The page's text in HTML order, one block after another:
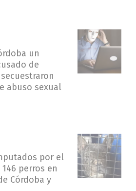
un
de
abuso sexual
por el
perros en
Córdoba y